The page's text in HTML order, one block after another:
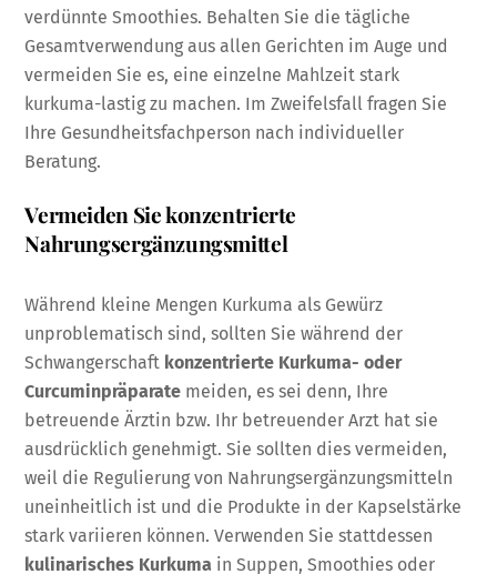
verdünnte Smoothies. Behalten Sie die tägliche
Gesamtverwendung aus allen Gerichten im Auge und
vermeiden Sie es, eine einzelne Mahlzeit stark
kurkuma-lastig zu machen. Im Zweifelsfall fragen Sie
Ihre Gesundheitsfachperson nach individueller
Beratung.
Vermeiden Sie konzentrierte
Nahrungsergänzungsmittel
Während kleine Mengen Kurkuma als Gewürz
unproblematisch sind, sollten Sie während der
Schwangerschaft konzentrierte Kurkuma- oder
Curcuminpräparate meiden, es sei denn, Ihre
betreuende Ärztin bzw. Ihr betreuender Arzt hat sie
ausdrücklich genehmigt. Sie sollten dies vermeiden,
weil die Regulierung von Nahrungsergänzungsmitteln
uneinheitlich ist und die Produkte in der Kapselstärke
stark variieren können. Verwenden Sie stattdessen
kulinarisches Kurkuma in Suppen, Smoothies oder